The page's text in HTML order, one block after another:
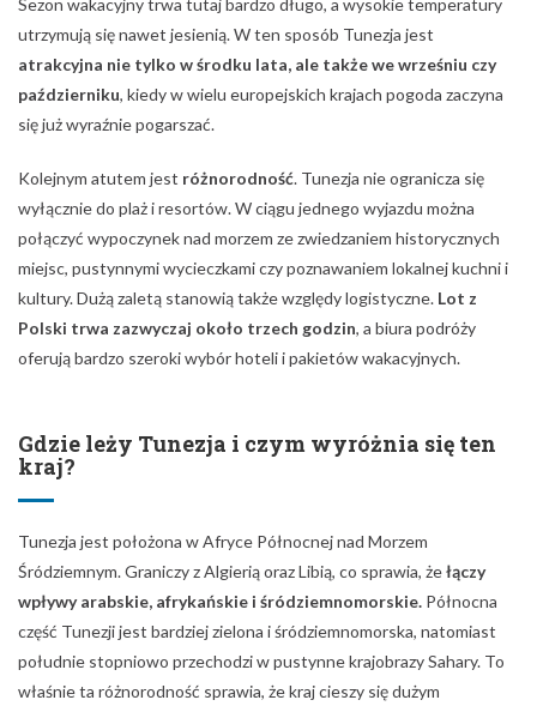
Sezon wakacyjny trwa tutaj bardzo długo, a wysokie temperatury
utrzymują się nawet jesienią. W ten sposób Tunezja jest
atrakcyjna nie tylko w środku lata, ale także we wrześniu czy
październiku, kiedy w wielu europejskich krajach pogoda zaczyna
się już wyraźnie pogarszać.
Kolejnym atutem jest różnorodność. Tunezja nie ogranicza się
wyłącznie do plaż i resortów. W ciągu jednego wyjazdu można
połączyć wypoczynek nad morzem ze zwiedzaniem historycznych
miejsc, pustynnymi wycieczkami czy poznawaniem lokalnej kuchni i
kultury. Dużą zaletą stanowią także względy logistyczne. Lot z
Polski trwa zazwyczaj około trzech godzin, a biura podróży
oferują bardzo szeroki wybór hoteli i pakietów wakacyjnych.
Gdzie leży Tunezja i czym wyróżnia się ten
kraj?
Tunezja jest położona w Afryce Północnej nad Morzem
Śródziemnym. Graniczy z Algierią oraz Libią, co sprawia, żełączy
wpływy arabskie, afrykańskie i śródziemnomorskie. Północna
część Tunezji jest bardziej zielona i śródziemnomorska, natomiast
południe stopniowo przechodzi w pustynne krajobrazy Sahary. To
właśnie ta różnorodność sprawia, że kraj cieszy się dużym